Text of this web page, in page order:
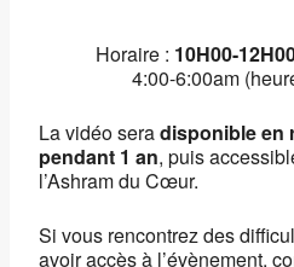
Horaire : 10H00-1
4:00-6:00am
La vidéo seradisponible en
pendant 1 an, puis
l’Ashram du Cœur.
Si vous rencontrez des
avoir accès à l’évènement,